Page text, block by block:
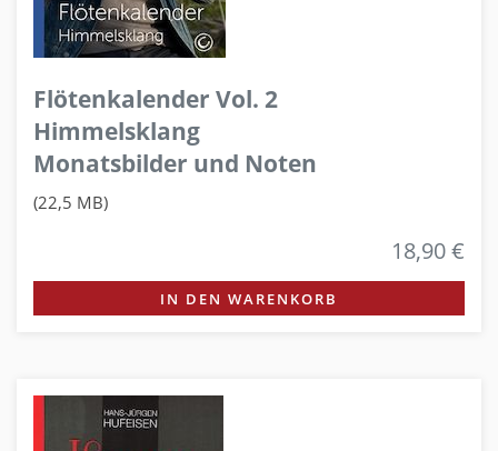
Flötenkalender Vol. 2
Himmelsklang
Monatsbilder und Noten
(22,5 MB)
18,90 €
IN DEN WARENKORB